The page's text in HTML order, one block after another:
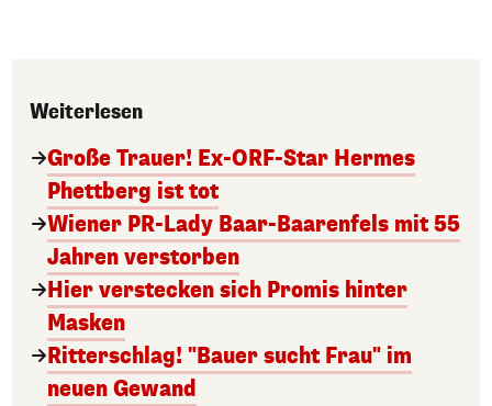
Weiterlesen
Große Trauer! Ex-ORF-Star Hermes
Phettberg ist tot
Wiener PR-Lady Baar-Baarenfels mit 55
Jahren verstorben
Hier verstecken sich Promis hinter
Masken
Ritterschlag! "Bauer sucht Frau" im
neuen Gewand